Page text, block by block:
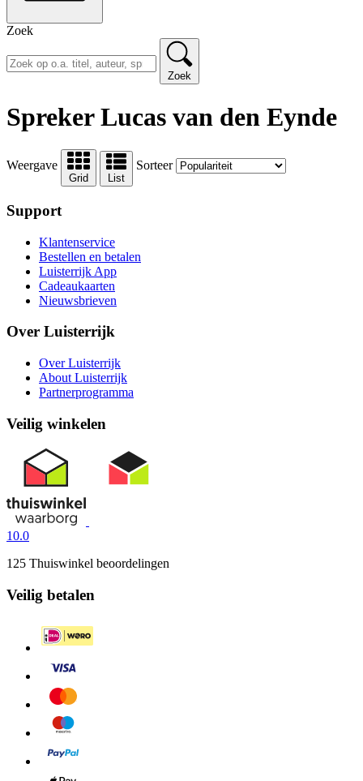
Zoek
Zoek
Spreker Lucas van den Eynde
Weergave
Grid List
Sorteer
Support
Klantenservice
Bestellen en betalen
Luisterrijk App
Cadeaukaarten
Nieuwsbrieven
Over Luisterrijk
Over Luisterrijk
About Luisterrijk
Partnerprogramma
Veilig winkelen
10.0
125 Thuiswinkel beoordelingen
Veilig betalen